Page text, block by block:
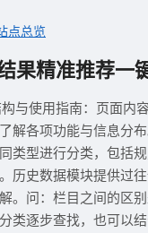
点总览
果精准推荐一
与使用指南：页面内
解各项功能与信息分
类型进行分类，包括
历史数据模块提供过
。问：栏目之间的区
类逐步查找，也可以